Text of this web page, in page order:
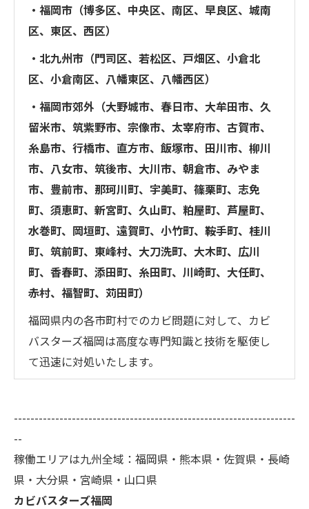
・福岡市（博多区、中央区、南区、早良区、城南
区、東区、西区）
・北九州市（門司区、若松区、戸畑区、小倉北
区、小倉南区、八幡東区、八幡西区）
・福岡市郊外（大野城市、春日市、大牟田市、久
留米市、筑紫野市、宗像市、太宰府市、古賀市、
糸島市、行橋市、直方市、飯塚市、田川市、柳川
市、八女市、筑後市、大川市、朝倉市、みやま
市、豊前市、那珂川町、宇美町、篠栗町、志免
町、須恵町、新宮町、久山町、粕屋町、芦屋町、
水巻町、岡垣町、遠賀町、小竹町、鞍手町、桂川
町、筑前町、東峰村、大刀洗町、大木町、広川
町、香春町、添田町、糸田町、川崎町、大任町、
赤村、福智町、苅田町）
福岡県内の各市町村でのカビ問題に対して、カビ
バスターズ福岡は高度な専門知識と技術を駆使し
て迅速に対処いたします。
--------------------------------------------------------------------
--
稼働エリアは九州全域：福岡県・熊本県・佐賀県・長崎
県・大分県・宮崎県・山口県
カビバスターズ福岡